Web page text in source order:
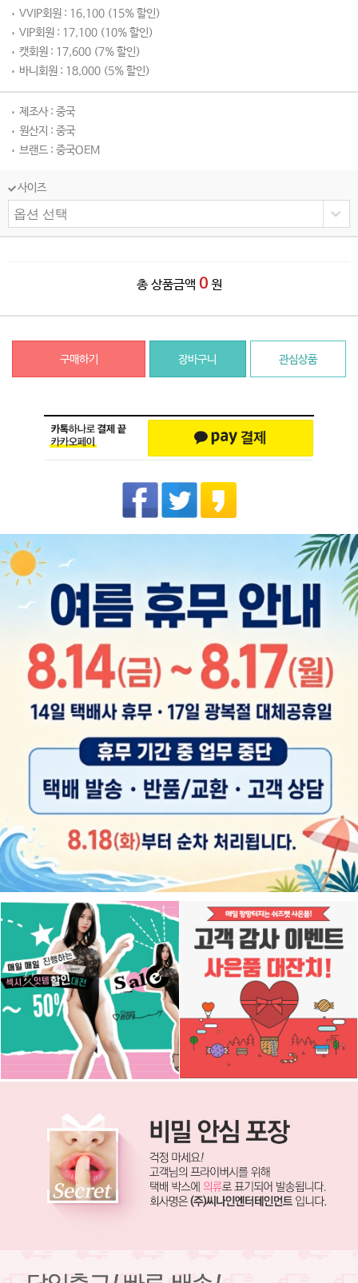
VVIP회원 : 16,100 (15% 할인)
VIP회원 : 17,100 (10% 할인)
캣회원 : 17,600 (7% 할인)
바니회원 : 18,000 (5% 할인)
제조사 : 중국
원산지 : 중국
브랜드 : 중국OEM
사이즈
총 상품금액 0 원
구매하기 장바구니 관심상품